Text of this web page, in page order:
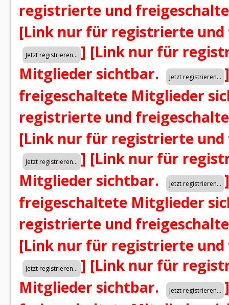
registrierte und
[Link nur für registrierte
] [Link nur für
Mitglieder sichtbar.
]
freigeschaltete Mitglieder
registrierte und
[Link nur für registrierte
] [Link nur für
Mitglieder sichtbar.
]
freigeschaltete Mitglieder
registrierte und
[Link nur für registrierte
] [Link nur für
Mitglieder sichtbar.
]